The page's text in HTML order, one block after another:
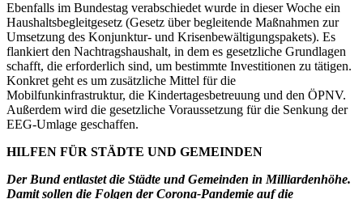
Ebenfalls im Bundestag verabschiedet wurde in dieser Woche ein
Haushaltsbegleitgesetz (Gesetz über begleitende Maßnahmen zur
Umsetzung des Konjunktur- und Krisenbewältigungspakets). Es
flankiert den Nachtragshaushalt, in dem es gesetzliche Grundlagen
schafft, die erforderlich sind, um bestimmte Investitionen zu tätigen.
Konkret geht es um zusätzliche Mittel für die
Mobilfunkinfrastruktur, die Kindertagesbetreuung und den ÖPNV.
Außerdem wird die gesetzliche Voraussetzung für die Senkung der
EEG-Umlage geschaffen.
HILFEN FÜR STÄDTE UND GEMEINDEN
Der Bund entlastet die Städte und Gemeinden in Milliardenhöhe.
Damit sollen die Folgen der Corona-Pandemie auf die